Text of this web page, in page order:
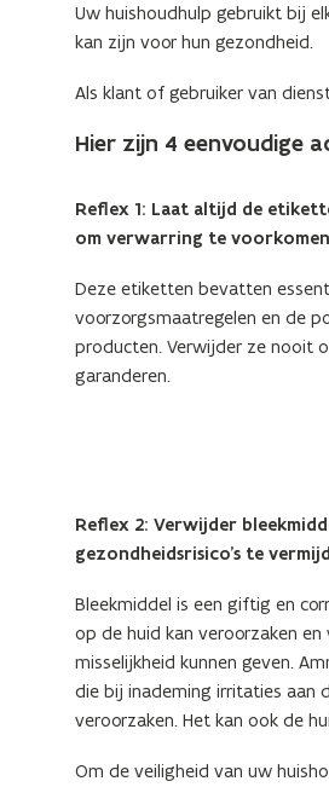
Uw huishoudhulp gebruikt bij
kan zijn voor hun gezondheid.
Als klant of gebruiker van
Hier zijn 4 eenvoudige
Reflex 1: Laat altijd de
om verwarring te
Deze etiketten bevatten
voorzorgsmaatregelen en de
producten. Verwijder ze nooit
garanderen.
Reflex 2: Verwijder
gezondheidsrisico’s te
Bleekmiddel is een giftig en
op de huid kan veroorzaken
misselijkheid kunnen geven.
die bij inademing irritaties aan
veroorzaken. Het kan ook de
Om de veiligheid van uw